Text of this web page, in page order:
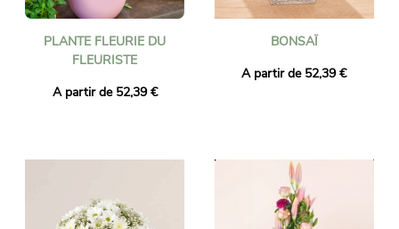
PLANTE FLEURIE DU
FLEURISTE
A partir de 52,39 €
BONSAÏ
A partir de 52,39 €